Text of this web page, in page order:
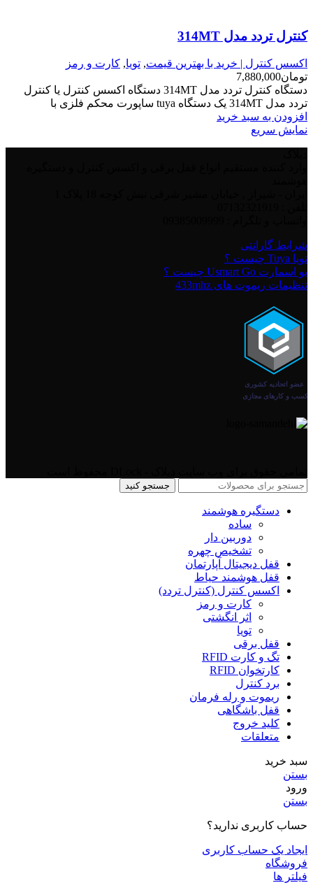
کنترل تردد مدل 314MT
اکسس کنترل | خرید با بهترین قیمت, تویا, کارت و رمز
تومان7,880,000
دستگاه کنترل تردد مدل 314MT دستگاه اکسس کنترل یا کنترل
تردد مدل 314MT یک دستگاه tuya ساپورت محکم فلزی با
افزودن به سبد خرید
نمایش سریع
شرایط گارانتی
تویا Tuya چیست ؟
یو اسمارت Usmart Go چیست ؟
تنظیمات ریموت های 433mhz
جستجو کنید
دستگیره هوشمند
ساده
دوربین دار
تشخیص چهره
قفل دیجیتال آپارتمان
قفل هوشمند حیاط
اکسس کنترل (کنترل تردد)
کارت و رمز
اثر انگشتی
تویا
قفل برقی
تگ و کارت RFID
کارتخوان RFID
برد کنترل
ریموت و رله فرمان
قفل باشگاهی
کلید خروج
متعلقات
سبد خرید
بستن
ورود
بستن
حساب کاربری ندارید؟
ایجاد یک حساب کاربری
فروشگاه
فیلتر ها